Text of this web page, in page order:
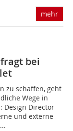
mehr
bei
zu schaffen, geht
Wege in
Design Director
und externe